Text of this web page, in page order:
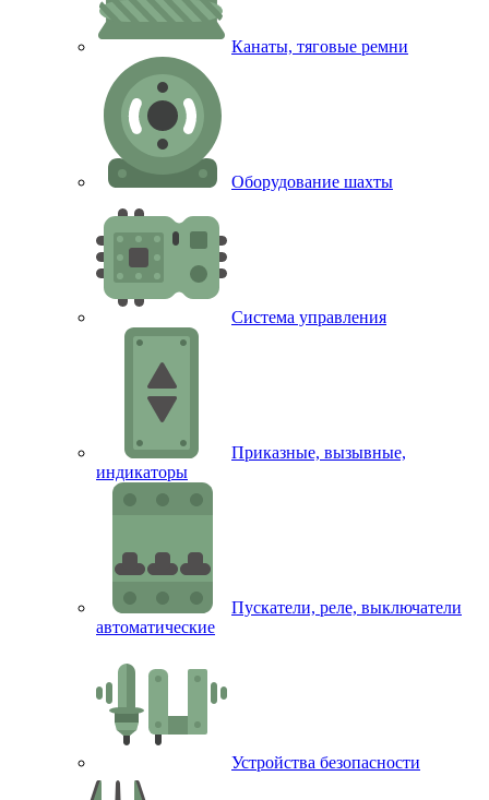
Канаты, тяговые ремни
Оборудование шахты
Система управления
Приказные, вызывные,
индикаторы
Пускатели, реле, выключатели
автоматические
Устройства безопасности